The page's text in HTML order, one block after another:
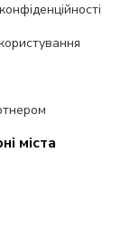
міста